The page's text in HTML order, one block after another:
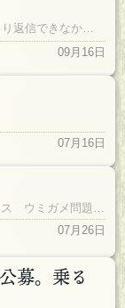
「スナイプのバーゲンセール。あまり返信できなかったので期限今日まで伸ばします」
09月16日
07月16日
「夏だから夏野菜に関する問題を ※ジャンルミス ウミガメ問題だヨ」
07月26日
募。乗る